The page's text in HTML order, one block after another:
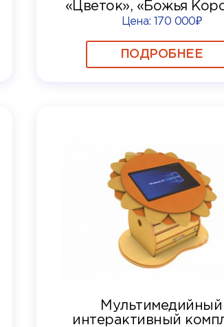
«Цветок», «Божья
Цена: 170 000₽
ПОДРОБНЕЕ
Мультимедийный
интерактивный